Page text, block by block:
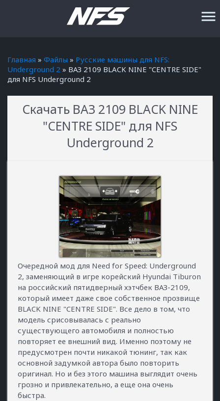
menu
Главная » Файлы » Русские машины для NFS:
Underground 2 » ВАЗ 2109 BLACK NINE "CENTRE SIDE"
для NFS Underground 2
Скачать ВАЗ 2109 BLACK NINE
"CENTRE SIDE" для NFS
Underground 2
Очередной мод для Need for Speed: Underground
2, заменяющий в игре корейский Hyundai Tiburon
на российский пятидверный хэтчбек ВАЗ-2109,
который имеет даже свое собственное прозвище
BLACK NINE "CENTRE SIDE". Все дело в том, что
модель срисовывалась с реально
существующего автомобиля и полностью
повторяет ее внешний вид. Именно поэтому не
предусмотрен почти никакой тюнинг, так как
основной задумкой автора было повторить
оригинал. Но и без этого машина выглядит очень
грозно и привлекательно, а еще она очень
быстра.